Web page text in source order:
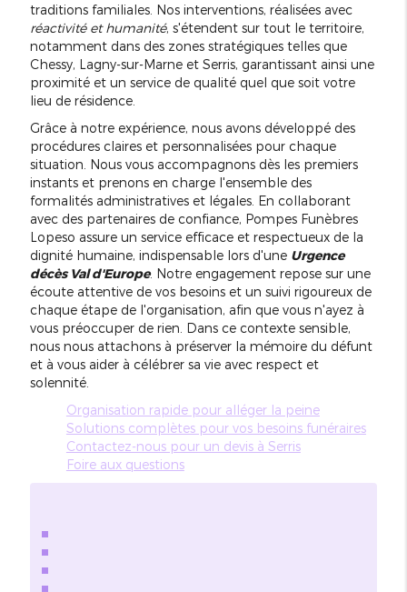
traditions familiales. Nos interventions, réalisées avec
réactivité et humanité, s'étendent sur tout le territoire,
notamment dans des zones stratégiques telles que
Chessy, Lagny-sur-Marne et Serris, garantissant ainsi une
proximité et un service de qualité quel que soit votre
lieu de résidence.
Grâce à notre expérience, nous avons développé des
procédures claires et personnalisées pour chaque
situation. Nous vous accompagnons dès les premiers
instants et prenons en charge l'ensemble des
formalités administratives et légales. En collaborant
avec des partenaires de confiance, Pompes Funèbres
Lopeso assure un service efficace et respectueux de la
dignité humaine, indispensable lors d'une Urgence
décès Val d'Europe. Notre engagement repose sur une
écoute attentive de vos besoins et un suivi rigoureux de
chaque étape de l'organisation, afin que vous n'ayez à
vous préoccuper de rien. Dans ce contexte sensible,
nous nous attachons à préserver la mémoire du défunt
et à vous aider à célébrer sa vie avec respect et
solennité.
Organisation rapide pour alléger la peine
Solutions complètes pour vos besoins funéraires
Contactez-nous pour un devis à Serris
Foire aux questions